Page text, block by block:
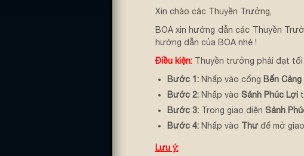
Xin chào các Thuyền Trưởng,
BOA xin hướng dẫn các Thuyền
hướng dẫn của BOA nhé !
Điều kiện:Thuyền trưởng phải đạt tối
Bước 1:Nhấp vào cổng Bến Cảng
Bước 2: Nhấp vào Sảnh Phúc Lợi
Bước 3: Trong giao diện Sảnh
Bước 4: Nhấp vào Thư để mở
Lưu ý: